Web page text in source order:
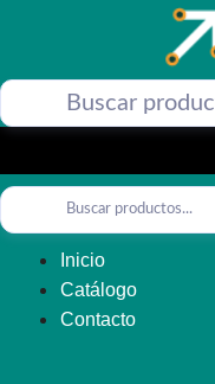
Inicio
Catálogo
Contacto